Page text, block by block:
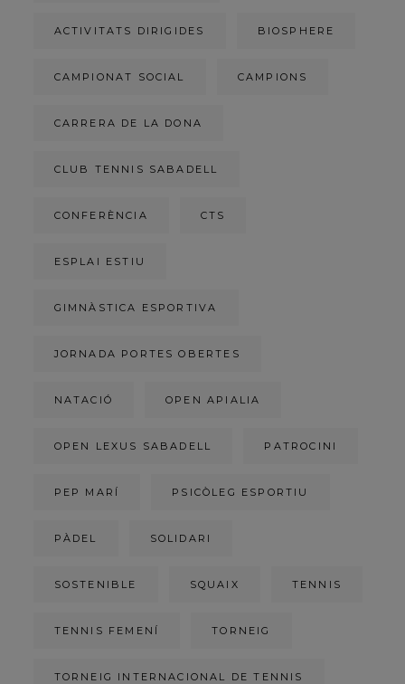
ACTIVITATS DIRIGIDES BIOSPHERE
CAMPIONAT SOCIAL CAMPIONS
CARRERA DE LA DONA
CLUB TENNIS SABADELL
CONFERÈNCIA CTS
ESPLAI ESTIU
GIMNÀSTICA ESPORTIVA
JORNADA PORTES OBERTES
NATACIÓ OPEN APIALIA
OPEN LEXUS SABADELL PATROCINI
PEP MARÍ PSICÒLEG ESPORTIU
PÀDEL SOLIDARI
SOSTENIBLE SQUAIX TENNIS
TENNIS FEMENÍ TORNEIG
TORNEIG INTERNACIONAL DE TENNIS